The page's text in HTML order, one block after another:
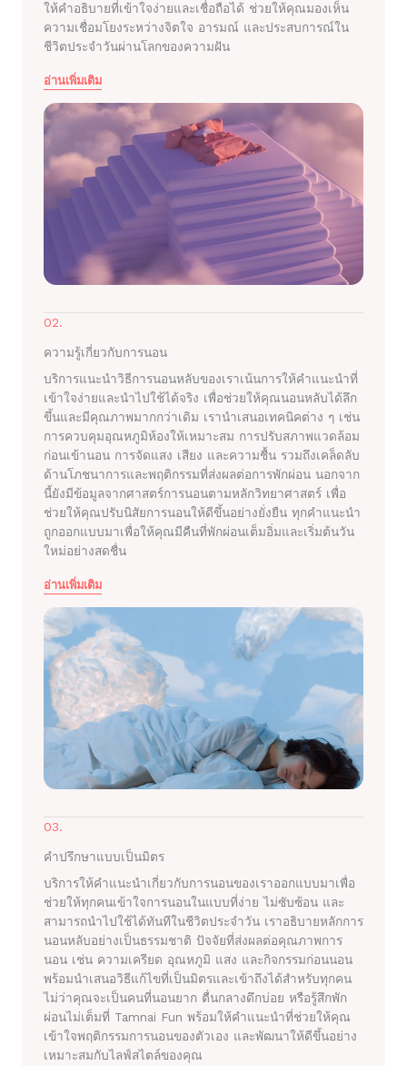
ให้คำอธิบายที่เข้าใจง่ายและเชื่อถือได้ ช่วยให้คุณมองเห็น
ความเชื่อมโยงระหว่างจิตใจ อารมณ์ และประสบการณ์ใน
ชีวิตประจำวันผ่านโลกของความฝัน
อ่านเพิ่มเติม
02.
ความรู้เกี่ยวกับการนอน
บริการแนะนำวิธีการนอนหลับของเราเน้นการให้คำแนะนำที่
เข้าใจง่ายและนำไปใช้ได้จริง เพื่อช่วยให้คุณนอนหลับได้ลึก
ขึ้นและมีคุณภาพมากกว่าเดิม เรานำเสนอเทคนิคต่าง ๆ เช่น
การควบคุมอุณหภูมิห้องให้เหมาะสม การปรับสภาพแวดล้อม
ก่อนเข้านอน การจัดแสง เสียง และความชื้น รวมถึงเคล็ดลับ
ด้านโภชนาการและพฤติกรรมที่ส่งผลต่อการพักผ่อน นอกจาก
นี้ยังมีข้อมูลจากศาสตร์การนอนตามหลักวิทยาศาสตร์ เพื่อ
ช่วยให้คุณปรับนิสัยการนอนให้ดีขึ้นอย่างยั่งยืน ทุกคำแนะนำ
ถูกออกแบบมาเพื่อให้คุณมีคืนที่พักผ่อนเต็มอิ่มและเริ่มต้นวัน
ใหม่อย่างสดชื่น
อ่านเพิ่มเติม
03.
คำปรึกษาแบบเป็นมิตร
บริการให้คำแนะนำเกี่ยวกับการนอนของเราออกแบบมาเพื่อ
ช่วยให้ทุกคนเข้าใจการนอนในแบบที่ง่าย ไม่ซับซ้อน และ
สามารถนำไปใช้ได้ทันทีในชีวิตประจำวัน เราอธิบายหลักการ
นอนหลับอย่างเป็นธรรมชาติ ปัจจัยที่ส่งผลต่อคุณภาพการ
นอน เช่น ความเครียด อุณหภูมิ แสง และกิจกรรมก่อนนอน
พร้อมนำเสนอวิธีแก้ไขที่เป็นมิตรและเข้าถึงได้สำหรับทุกคน
ไม่ว่าคุณจะเป็นคนที่นอนยาก ตื่นกลางดึกบ่อย หรือรู้สึกพัก
ผ่อนไม่เต็มที่ Tamnai Fun พร้อมให้คำแนะนำที่ช่วยให้คุณ
เข้าใจพฤติกรรมการนอนของตัวเอง และพัฒนาให้ดีขึ้นอย่าง
เหมาะสมกับไลฟ์สไตล์ของคุณ